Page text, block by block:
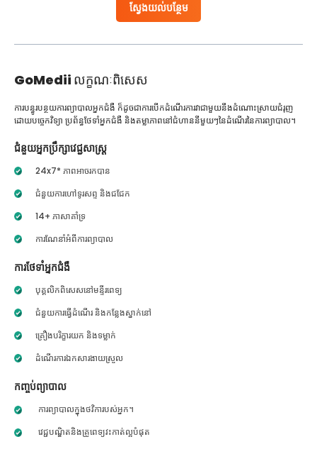
ស្វែងយល់បន្ថែម
GoMedii លក្ខណៈពិសេស
ការបន្ធូរបន្ថយការព្យាបាលអ្នកជំងឺ ក៏ដូចជាការបើកដំណើរការវាជាមួយនឹងដំណោះស្រាយជំរុញ
ដោយបច្ចេកវិទ្យា ប្រព័ន្ធថែទាំអ្នកជំងឺ និងតម្លាភាពនៅជំហាននីមួយៗនៃដំណើរនៃការព្យាបាល។
ជំនួយអ្នកប្រឹក្សាវេជ្ជសាស្ត្រ
24x7* ភាពអាចរកបាន
ជំនួយការហៅទូរសព្ទ និងជជែក
14+ ភាសាគាំទ្រ
ការណែនាំអំពីការព្យាបាល
ការថែទាំអ្នកជំងឺ
បុគ្គលិកពិសេសនៅមន្ទីរពេទ្យ
ជំនួយការធ្វើដំណើរ និងកន្លែងស្នាក់នៅ
គ្រឿងបរិក្ខារយក និងទម្លាក់
ដំណើរការឯកសារងាយស្រួល
កញ្ចប់ព្យាបាល
ការព្យាបាលក្នុងថវិការបស់អ្នក។
វេជ្ជបណ្ឌិតនិងគ្រូពេទ្យវះកាត់ល្អបំផុត